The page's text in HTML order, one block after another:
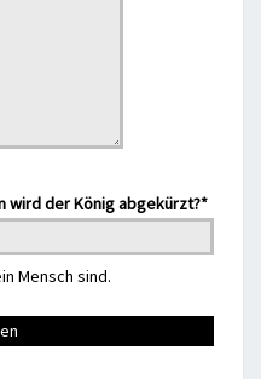
wird der König abgekürzt?*
Mensch sind.